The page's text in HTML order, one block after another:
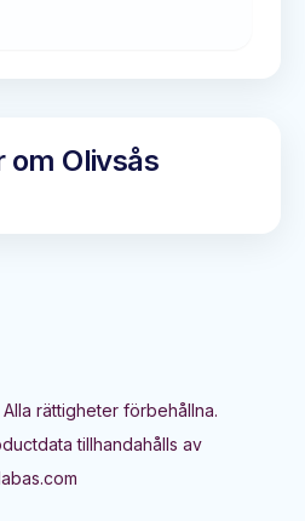
om Olivsås
Alla rättigheter förbehållna.
tillhandahålls av